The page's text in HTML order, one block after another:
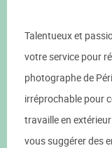
Talentueux et
votre service pour
photographe de
irréprochable pour
travaille en
vous suggérer des